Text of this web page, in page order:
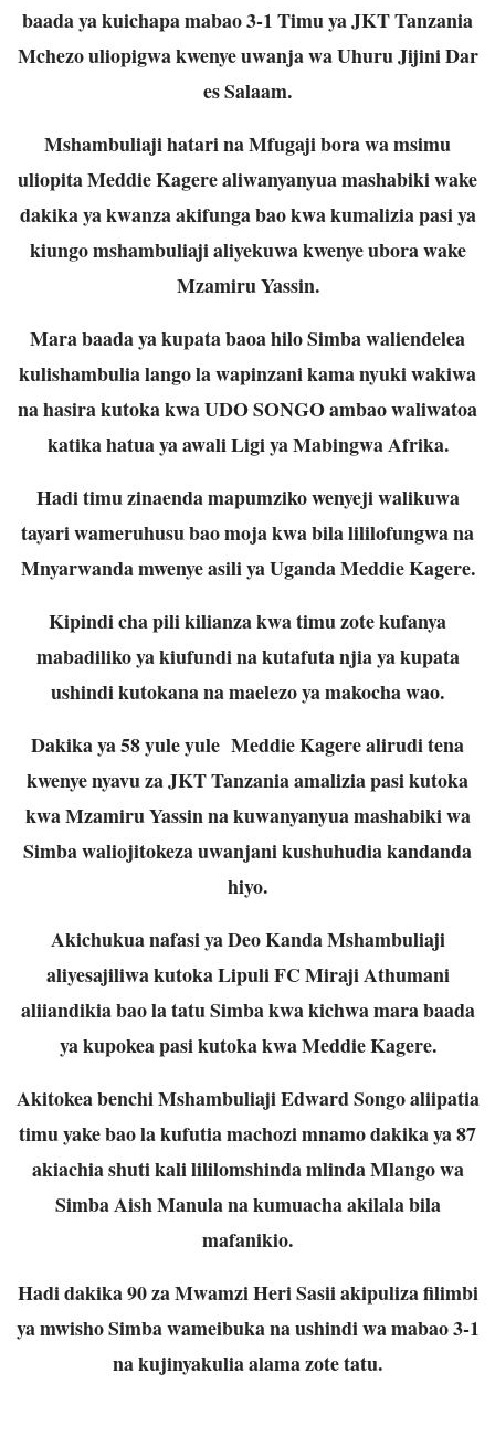
baada ya kuichapa mabao 3-1 Timu ya JKT Tanzania
Mchezo uliopigwa kwenye uwanja wa Uhuru Jijini Dar
es Salaam.
Mshambuliaji hatari na Mfugaji bora wa msimu
uliopita Meddie Kagere aliwanyanyua mashabiki wake
dakika ya kwanza akifunga bao kwa kumalizia pasi ya
kiungo mshambuliaji aliyekuwa kwenye ubora wake
Mzamiru Yassin.
Mara baada ya kupata baoa hilo Simba waliendelea
kulishambulia lango la wapinzani kama nyuki wakiwa
na hasira kutoka kwa UDO SONGO ambao waliwatoa
katika hatua ya awali Ligi ya Mabingwa Afrika.
Hadi timu zinaenda mapumziko wenyeji walikuwa
tayari wameruhusu bao moja kwa bila lililofungwa na
Mnyarwanda mwenye asili ya Uganda Meddie Kagere.
Kipindi cha pili kilianza kwa timu zote kufanya
mabadiliko ya kiufundi na kutafuta njia ya kupata
ushindi kutokana na maelezo ya makocha wao.
Dakika ya 58 yule yule Meddie Kagere alirudi tena
kwenye nyavu za JKT Tanzania amalizia pasi kutoka
kwa Mzamiru Yassin na kuwanyanyua mashabiki wa
Simba waliojitokeza uwanjani kushuhudia kandanda
hiyo.
Akichukua nafasi ya Deo Kanda Mshambuliaji
aliyesajiliwa kutoka Lipuli FC Miraji Athumani
aliiandikia bao la tatu Simba kwa kichwa mara baada
ya kupokea pasi kutoka kwa Meddie Kagere.
Akitokea benchi Mshambuliaji Edward Songo aliipatia
timu yake bao la kufutia machozi mnamo dakika ya 87
akiachia shuti kali lililomshinda mlinda Mlango wa
Simba Aish Manula na kumuacha akilala bila
mafanikio.
Hadi dakika 90 za Mwamzi Heri Sasii akipuliza filimbi
ya mwisho Simba wameibuka na ushindi wa mabao 3-1
na kujinyakulia alama zote tatu.